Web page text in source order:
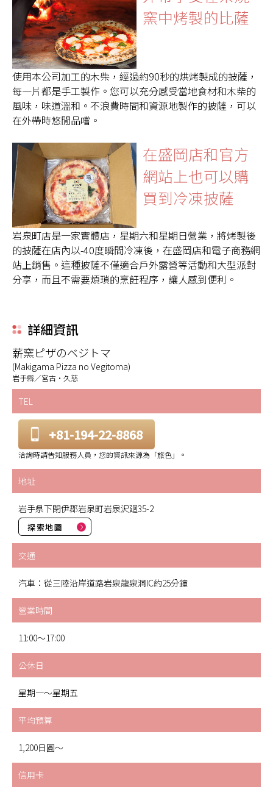
窯中烤製的比薩
使用本公司加工的木柴，經過約90秒的烘烤製成的披薩，
每一片都是手工製作。您可以充分感受當地食材和木柴的
風味，味道溫和。不浪費時間和資源地製作的披薩，可以
在外帶時悠閒品嚐。
在盛岡店和官方
網站上也可以購
買到冷凍披薩
岩泉町店是一家實體店，星期六和星期日營業，將烤製後
的披薩在店內以-40度瞬間冷凍後，在盛岡店和電子商務網
站上銷售。這種披薩不僅適合戶外露營等活動和大型派對
分享，而且不需要煩瑣的烹飪程序，讓人感到便利。
詳細資訊
薪窯ピザのベジトマ
(Makigama Pizza no Vegitoma)
岩手縣／宮古・久慈
TEL
+81-194-22-8868
洽詢時請告知服務人員，您的資訊來源為「旅色」。
地址
岩手県下閉伊郡岩泉町岩泉沢廻35-2
探索地圖
交通
汽車：從三陸沿岸道路岩泉龍泉洞IC約25分鐘
營業時間
11:00～17:00
公休日
星期一～星期五
平均預算
1,200日圓～
信用卡